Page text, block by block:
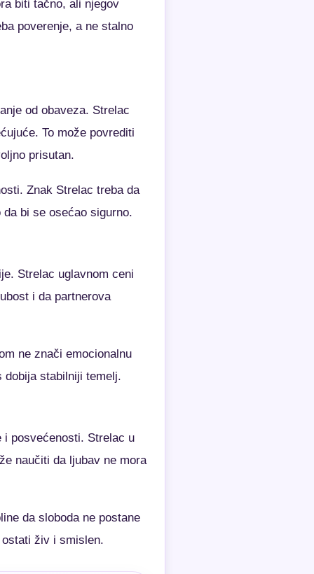
biti tačno, ali njegov
poverenje, a ne stalno
od obaveza. Strelac
To može povrediti
prisutan.
Znak Strelac treba da
bi se osećao sigurno.
Strelac uglavnom ceni
i da partnerova
ne znači emocionalnu
dobija stabilniji temelj.
i posvećenosti. Strelac u
naučiti da ljubav ne mora
da sloboda ne postane
živ i smislen.